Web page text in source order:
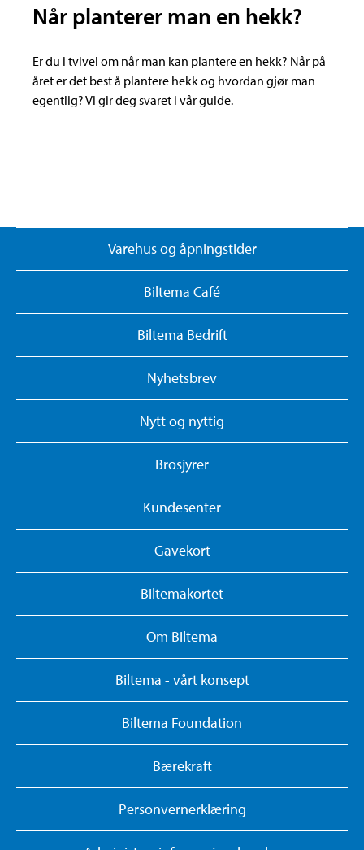
Når planterer man en hekk?
Er du i tvivel om når man kan plantere en hekk? Når på
året er det best å plantere hekk og hvordan gjør man
egentlig? Vi gir deg svaret i vår guide.
Varehus og åpningstider
Biltema Café
Biltema Bedrift
Nyhetsbrev
Nytt og nyttig
Brosjyrer
Kundesenter
Gavekort
Biltemakortet
Om Biltema
Biltema - vårt konsept
Biltema Foundation
Bærekraft
Personvernerklæring